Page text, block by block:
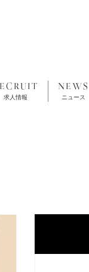
求人情報
NEWS
ニュース